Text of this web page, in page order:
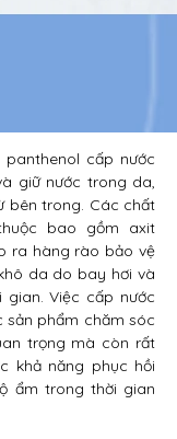
cấp nước
giữ nước trong da,
bên trong. Các chất
bao gồm axit
ra hàng rào bảo vệ
da do bay hơi và
Việc cấp nước
phẩm chăm sóc
trọng mà còn rất
khả năng phục hồi
ẩm trong thời gian